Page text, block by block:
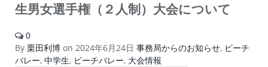
生男女選手権（２人制）大会について
0
By 栗田利博 on 2024年6月24日 事務局からのお知らせ, ビーチ
バレー, 中学生, ビーチバレー, 大会情報